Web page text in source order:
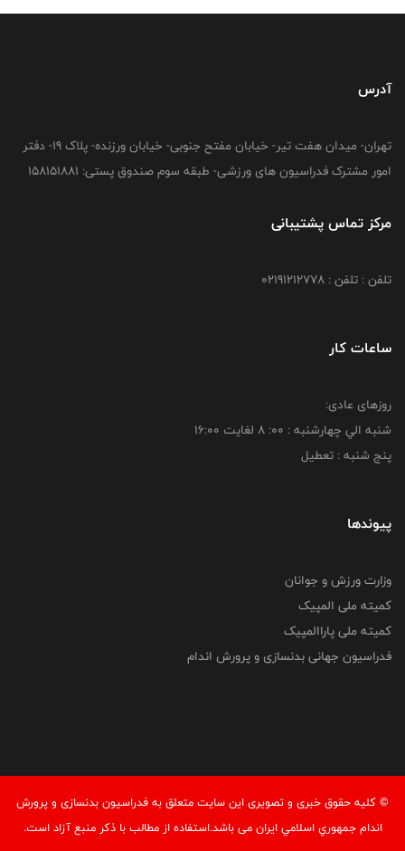
آدرس
تهران- میدان هفت تیر- خیابان مفتح جنوبی- خیابان ورزنده- پلاک 19- دفتر
امور مشترک فدراسیون های ورزشی- طبقه سوم صندوق پستی: 158151881
مرکز تماس پشتیبانی
تلفن : تلفن : 02191212778
ساعات کار
روزهای عادی:
شنبه الي چهارشنبه : 00: 8 لغايت 16:00
پنج شنبه : تعطیل
پیوندها
وزارت ورزش و جوانان
کمیته ملی المپیک
کمیته ملی پاراالمپیک
فدراسیون جهانی بدنسازی و پرورش اندام
© کليه حقوق خبری و تصويری اين سايت متعلق به فدراسيون بدنسازی و پرورش
اندام جمهوري اسلامي ايران می باشد.استفاده از مطالب با ذكر منبع آزاد است.